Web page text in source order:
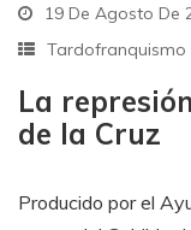
19 De Agosto De
Tardofranquismo
La
de la Cruz
Producido por el